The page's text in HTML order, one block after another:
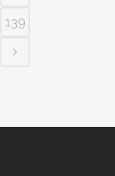
139